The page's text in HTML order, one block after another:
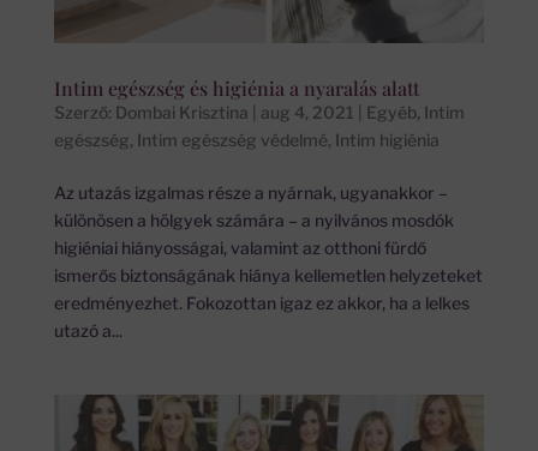
Intim egészség és higiénia a nyaralás alatt
Szerző: Dombai Krisztina aug 4, 2021 Egyéb, Intim
egészség, Intim egészség védelmé, Intim higiénia
Az utazás izgalmas része a nyárnak, ugyanakkor –
különösen a hölgyek számára – a nyilvános mosdók
higiéniai hiányosságai, valamint az otthoni fürdő
ismerős biztonságának hiánya kellemetlen helyzeteket
eredményezhet. Fokozottan igaz ez akkor, ha a lelkes
utazó a...